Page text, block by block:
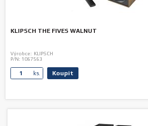
KLIPSCH THE FIVES WALNUT
Výrobce: KLIPSCH
P/N: 1067563
ks. Koupit